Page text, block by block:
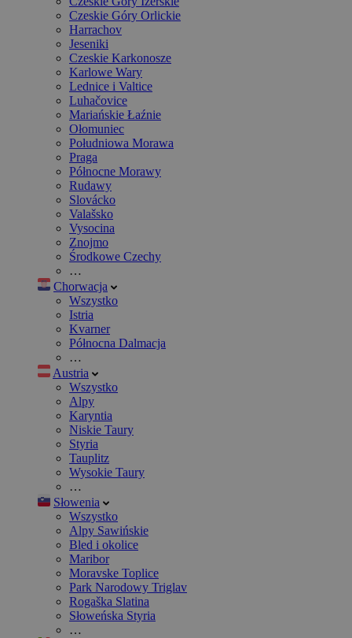
Czeskie Góry Orlickie
Harrachov
Jeseniki
Czeskie Karkonosze
Karlowe Wary
Lednice i Valtice
Luhačovice
Mariańskie Łaźnie
Ołomuniec
Południowa Morawa
Praga
Północne Morawy
Rudawy
Slovácko
Valašsko
Vysocina
Znojmo
Środkowe Czechy
…
Chorwacja
Wszystko
Istria
Kvarner
Północna Dalmacja
…
Austria
Wszystko
Alpy
Karyntia
Niskie Taury
Styria
Tauplitz
Wysokie Taury
…
Słowenia
Wszystko
Alpy Sawińskie
Bled i okolice
Maribor
Moravske Toplice
Park Narodowy Triglav
Rogaška Slatina
Słoweńska Styria
…